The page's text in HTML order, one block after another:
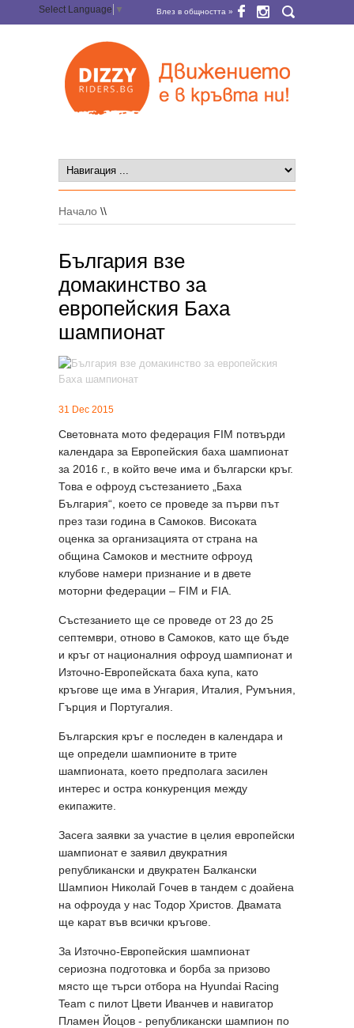
Select Language ▼ Влез в общността »
Начало \\
България взе
домакинство за
европейския Баха
шампионат
31 Dec 2015
Световната мото федерация FIM потвърди
календара за Европейския баха шампионат
за 2016 г., в който вече има и български кръг.
Това е офроуд състезанието „Баха
България“, което се проведе за първи път
през тази година в Самоков. Високата
оценка за организацията от страна на
община Самоков и местните офроуд
клубове намери признание и в двете
моторни федерации – FIM и FIA.
Състезанието ще се проведе от 23 до 25
септември, отново в Самоков, като ще бъде
и кръг от националния офроуд шампионат и
Източно-Европейската баха купа, като
кръгове ще има в Унгария, Италия, Румъния,
Гърция и Португалия.
Българския кръг е последен в календара и
ще определи шампионите в трите
шампионата, което предполага засилен
интерес и остра конкуренция между
екипажите.
Засега заявки за участие в целия европейски
шампионат е заявил двукратния
републикански и двукратен Балкански
Шампион Николай Гочев в тандем с доайена
на офроуда у нас Тодор Христов. Двамата
ще карат във всички кръгове.
За Източно-Европейския шампионат
сериозна подготовка и борба за призово
място ще търси отбора на Hyundai Racing
Team с пилот Цвети Иванчев и навигатор
Пламен Йоцов - републикански шампион по